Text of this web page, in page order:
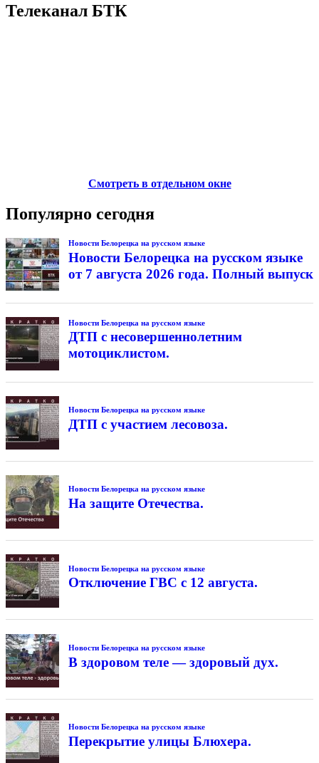
Телеканал БТК
Смотреть в отдельном окне
Популярно сегодня
Новости Белорецка на русском языке
Новости Белорецка на русском языке
от 7 августа 2026 года. Полный выпуск
Новости Белорецка на русском языке
ДТП с несовершеннолетним
мотоциклистом.
Новости Белорецка на русском языке
ДТП с участием лесовоза.
Новости Белорецка на русском языке
На защите Отечества.
Новости Белорецка на русском языке
Отключение ГВС с 12 августа.
Новости Белорецка на русском языке
В здоровом теле — здоровый дух.
Новости Белорецка на русском языке
Перекрытие улицы Блюхера.